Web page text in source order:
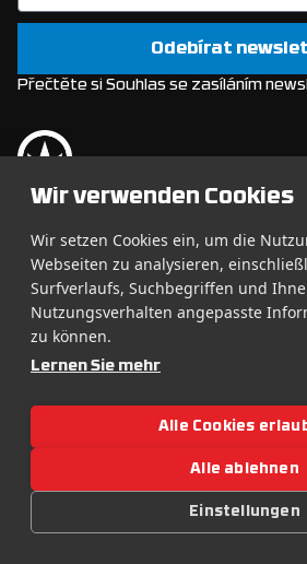
© 2026 LETITROLL s.r.o. | All rights
s.r.o. and the Let It Roll festival.
materials is prohibited without prior
Made with ♥Webrun
Odebírat
Přečtěte si Souhlas se zasíláním
Wir verwenden Cookies
Wir setzen Cookies ein, um die
Webseiten zu analysieren,
Surfverlaufs, Suchbegriffen und
Nutzungsverhalten angepasste
zu können.
Lernen Sie mehr
Alle Cookies
Alle ablehnen
Einstellungen